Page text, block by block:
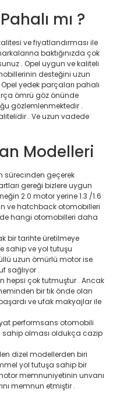
mı ?
ve fiyatlandırması ile
baktığınızda çok
. Opel uygun ve kaliteli
desteğini uzun
yedek parçaları pahalı
ömrü göz önünde
gözlemlenmektedir .
. Ve uzun vadede
Modelleri
sürecinden geçerek
gereği bizlere uygun
2.0 motor yerine 1.3 /1.6
ve hatchback otomobilleri
hangi otomobilleri daha
bir tarihte üretilmeye
sahip ve yol tutuşu
uzun ömürlü motor ise
sağlıyor .
hepsi çok tutmuştur . Ancak
bir tık önde olan
ve ufak makyajlar ile
performsans otomobili
sahip olması oldukça cazip
dizel modellerden biri
yol tutuşa sahip bir
memnuniyetinin unvanı
memnun etmiştir .